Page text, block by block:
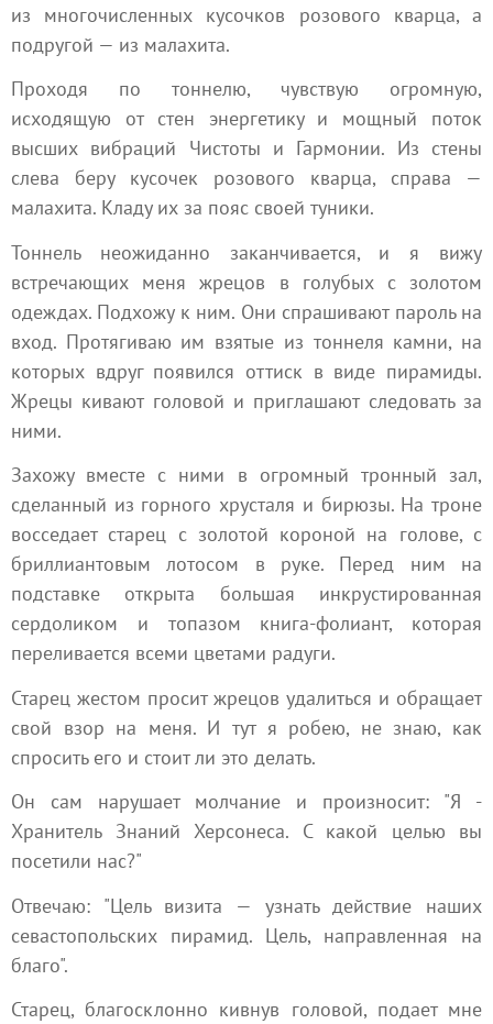
из многочисленных кусочков розового кварца, а
подругой — из малахита.
Проходя по тоннелю, чувствую огромную,
исходящую от стен энергетику и мощный поток
высших вибраций Чистоты и Гармонии. Из стены
слева беру кусочек розового кварца, справа —
малахита. Кладу их за пояс своей туники.
Тоннель неожиданно заканчивается, и я вижу
встречающих меня жрецов в голубых с золотом
одеждах. Подхожу к ним. Они спрашивают пароль на
вход. Протягиваю им взятые из тоннеля камни, на
которых вдруг появился оттиск в виде пирамиды.
Жрецы кивают головой и приглашают следовать за
ними.
Захожу вместе с ними в огромный тронный зал,
сделанный из горного хрусталя и бирюзы. На троне
восседает старец с золотой короной на голове, с
бриллиантовым лотосом в руке. Перед ним на
подставке открыта большая инкрустированная
сердоликом и топазом книга-фолиант, которая
переливается всеми цветами радуги.
Старец жестом просит жрецов удалиться и обращает
свой взор на меня. И тут я робею, не знаю, как
спросить его и стоит ли это делать.
Он сам нарушает молчание и произносит: "Я -
Хранитель Знаний Херсонеса. С какой целью вы
посетили нас?"
Отвечаю: "Цель визита — узнать действие наших
севастопольских пирамид. Цель, направленная на
благо".
Старец, благосклонно кивнув головой, подает мне